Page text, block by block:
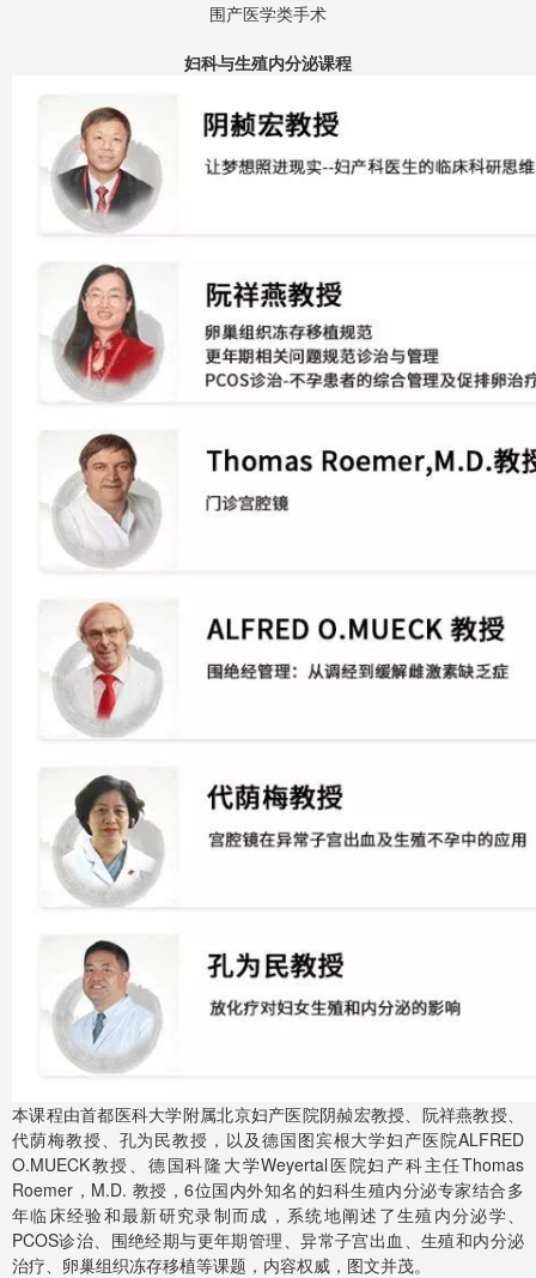
围产医学类手术
妇科与生殖内分泌课程
本课程由首都医科大学附属北京妇产医院阴赪宏教授、阮祥燕教授、
代荫梅教授、孔为民教授，以及德国图宾根大学妇产医院ALFRED
O.MUECK教授、德国科隆大学Weyertal医院妇产科主任Thomas
Roemer，M.D. 教授，6位国内外知名的妇科生殖内分泌专家结合多
年临床经验和最新研究录制而成，系统地阐述了生殖内分泌学、
PCOS诊治、围绝经期与更年期管理、异常子宫出血、生殖和内分泌
治疗、卵巢组织冻存移植等课题，内容权威，图文并茂。